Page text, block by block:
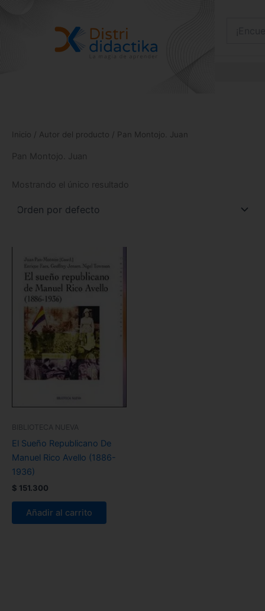
Inicio / Autor del producto / Pan Montojo. Juan
Pan Montojo. Juan
Mostrando el único resultado
BIBLIOTECA NUEVA
El Sueño Republicano De
Manuel Rico Avello (1886-
1936)
$ 151.300
Añadir al carrito